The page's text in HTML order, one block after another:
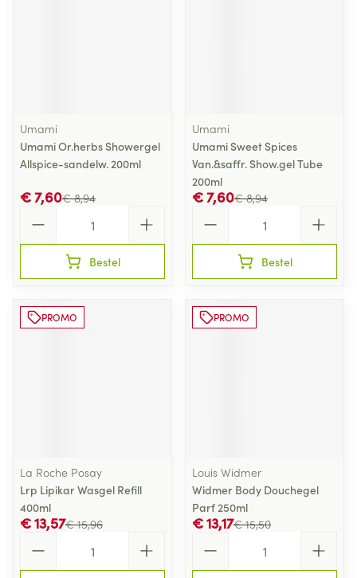
Umami
Umami Or.herbs Showergel
Allspice-sandelw. 200ml
€ 8,94
€ 7,60
Bestel
Umami
Umami Sweet Spices
Van.&saffr. Show.gel Tube
200ml
€ 8,94
€ 7,60
Bestel
PROMO
La Roche Posay
Lrp Lipikar Wasgel Refill
400ml
€ 15,96
€ 13,57
PROMO
Louis Widmer
Widmer Body Douchegel
Parf 250ml
€ 15,50
€ 13,17